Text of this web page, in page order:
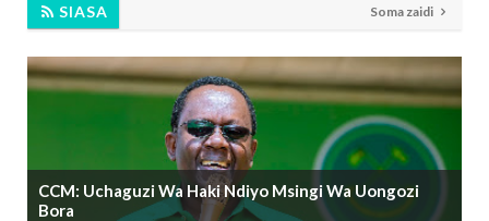
SIASA Soma zaidi
CCM: Uchaguzi Wa Haki Ndiyo Msingi Wa Uongozi
Bora